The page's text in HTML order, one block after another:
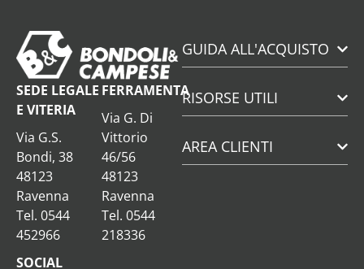
SEDE LEGALE
E VITERIA
Via G.S.
Bondi, 38
48123
Ravenna
Tel. 0544
452966
FERRAMENTA
Via G. Di
Vittorio
46/56
48123
Ravenna
Tel. 0544
218336
SOCIAL
GUIDA ALL'ACQUISTO
RISORSE UTILI
AREA CLIENTI